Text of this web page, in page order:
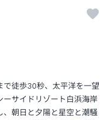
で徒歩30秒、太平洋を一望
ーサイドリゾート白浜海岸
、朝日と夕陽と星空と潮騒